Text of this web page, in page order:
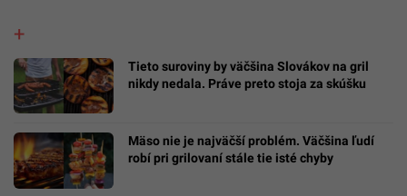
Tieto suroviny by väčšina Slovákov na gril
nikdy nedala. Práve preto stoja za skúšku
Mäso nie je najväčší problém. Väčšina ľudí
robí pri grilovaní stále tie isté chyby